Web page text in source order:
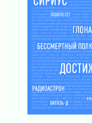
Круглую ригу в
2027 году
30 июля 2026
Путешествие к
30 июля 2026
Лаголовская
откроется к
30 июля 2026
Ленобласть
перевозках
30 июля 2026